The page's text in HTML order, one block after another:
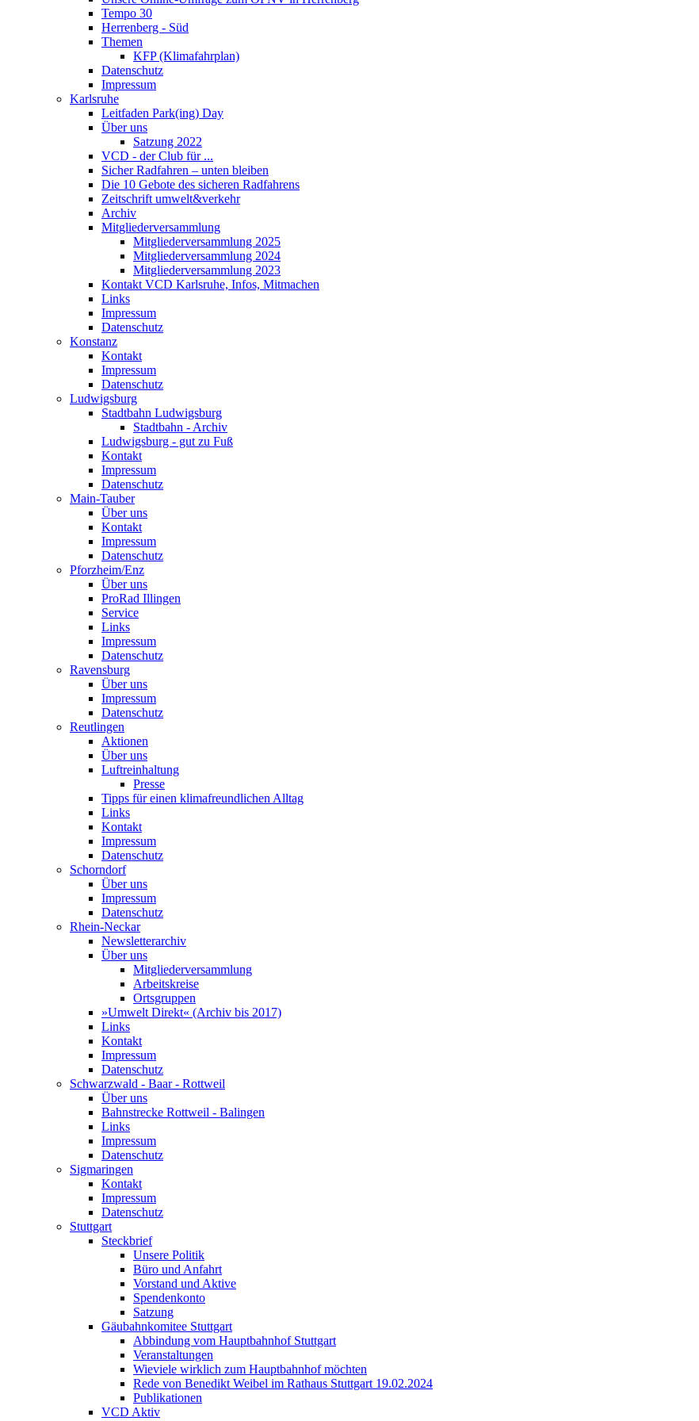
Tempo 30
Herrenberg - Süd
Themen
KFP (Klimafahrplan)
Datenschutz
Impressum
Karlsruhe
Leitfaden Park(ing) Day
Über uns
Satzung 2022
VCD - der Club für ...
Sicher Radfahren – unten bleiben
Die 10 Gebote des sicheren Radfahrens
Zeitschrift umwelt&verkehr
Archiv
Mitgliederversammlung
Mitgliederversammlung 2025
Mitgliederversammlung 2024
Mitgliederversammlung 2023
Kontakt VCD Karlsruhe, Infos, Mitmachen
Links
Impressum
Datenschutz
Konstanz
Kontakt
Impressum
Datenschutz
Ludwigsburg
Stadtbahn Ludwigsburg
Stadtbahn - Archiv
Ludwigsburg - gut zu Fuß
Kontakt
Impressum
Datenschutz
Main-Tauber
Über uns
Kontakt
Impressum
Datenschutz
Pforzheim/Enz
Über uns
ProRad Illingen
Service
Links
Impressum
Datenschutz
Ravensburg
Über uns
Impressum
Datenschutz
Reutlingen
Aktionen
Über uns
Luftreinhaltung
Presse
Tipps für einen klimafreundlichen Alltag
Links
Kontakt
Impressum
Datenschutz
Schorndorf
Über uns
Impressum
Datenschutz
Rhein-Neckar
Newsletterarchiv
Über uns
Mitgliederversammlung
Arbeitskreise
Ortsgruppen
»Umwelt Direkt« (Archiv bis 2017)
Links
Kontakt
Impressum
Datenschutz
Schwarzwald - Baar - Rottweil
Über uns
Bahnstrecke Rottweil - Balingen
Links
Impressum
Datenschutz
Sigmaringen
Kontakt
Impressum
Datenschutz
Stuttgart
Steckbrief
Unsere Politik
Büro und Anfahrt
Vorstand und Aktive
Spendenkonto
Satzung
Gäubahnkomitee Stuttgart
Abbindung vom Hauptbahnhof Stuttgart
Veranstaltungen
Wieviele wirklich zum Hauptbahnhof möchten
Rede von Benedikt Weibel im Rathaus Stuttgart 19.02.2024
Publikationen
VCD Aktiv